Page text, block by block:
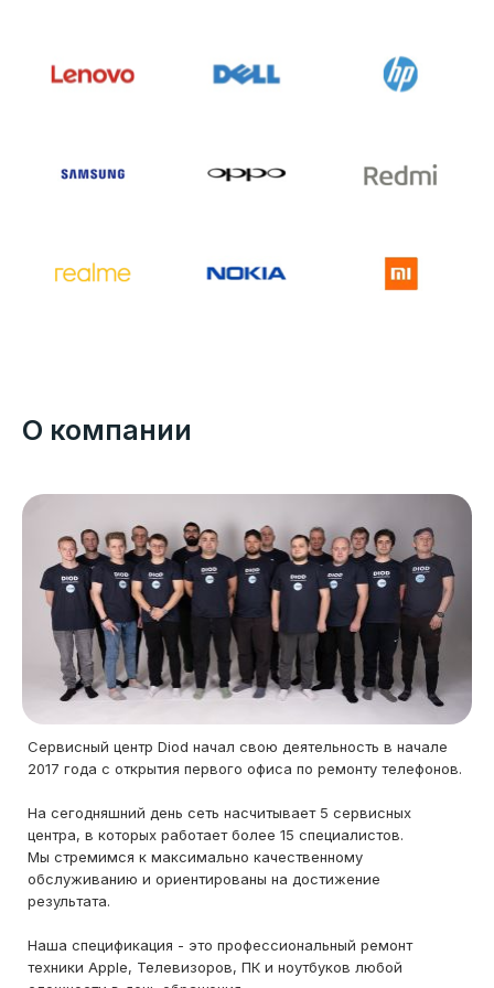
О компании
Сервисный центр Diod начал свою деятельность в начале
2017 года с открытия первого офиса по ремонту телефонов.
На сегодняшний день сеть насчитывает 5 сервисных
центра, в которых работает более 15 специалистов.
Мы стремимся к максимально качественному
обслуживанию и ориентированы на достижение
результата.
Наша спецификация - это профессиональный ремонт
техники Apple, Телевизоров, ПК и ноутбуков любой